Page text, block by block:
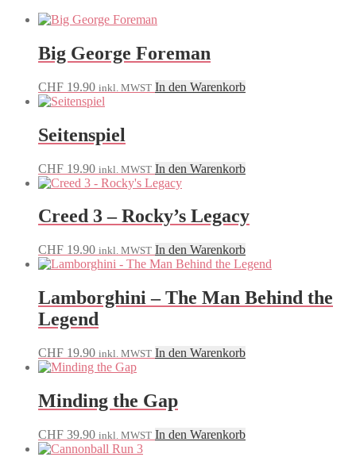
Big George Foreman
CHF 19.90 inkl. MWST In den Warenkorb
Seitenspiel
CHF 19.90 inkl. MWST In den Warenkorb
Creed 3 – Rocky’s Legacy
CHF 19.90 inkl. MWST In den Warenkorb
Lamborghini – The Man Behind the
Legend
CHF 19.90 inkl. MWST In den Warenkorb
Minding the Gap
CHF 39.90 inkl. MWST In den Warenkorb